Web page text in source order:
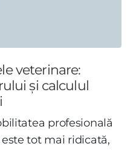
veterinare:
și calculul
profesională
tot mai ridicată,